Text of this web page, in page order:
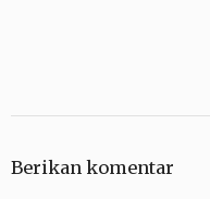
Berikan komentar